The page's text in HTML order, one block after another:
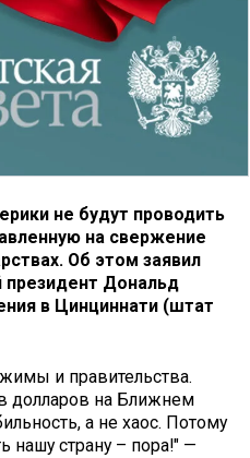
не будут проводить
на свержение
Об этом заявил
президент Дональд
в Цинциннати (штат
и правительства.
долларов на Ближнем
а не хаос. Потому
нашу страну – пора!" —